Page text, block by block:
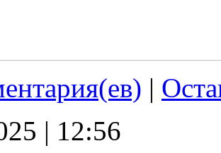
|
| 12:56